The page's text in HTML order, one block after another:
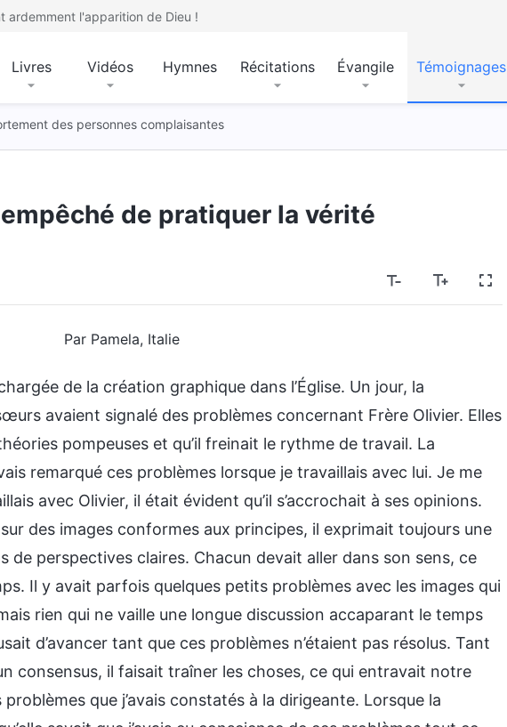
ardemment l'apparition de Dieu !
Livres Vidéos Hymnes Récitations Évangile Témoignages
des personnes complaisantes
empêché de pratiquer la vérité
Par Pamela, Italie
de la création graphique dans l’Église. Un jour, la
avaient signalé des problèmes concernant Frère Olivier. Elles
pompeuses et qu’il freinait le rythme de travail. La
remarqué ces problèmes lorsque je travaillais avec lui. Je me
avec Olivier, il était évident qu’il s’accrochait à ses opinions.
des images conformes aux principes, il exprimait toujours une
de perspectives claires. Chacun devait aller dans son sens, ce
Il y avait parfois quelques petits problèmes avec les images qui
rien qui ne vaille une longue discussion accaparant le temps
d’avancer tant que ces problèmes n’étaient pas résolus. Tant
consensus, il faisait traîner les choses, ce qui entravait notre
que j’avais constatés à la dirigeante. Lorsque la